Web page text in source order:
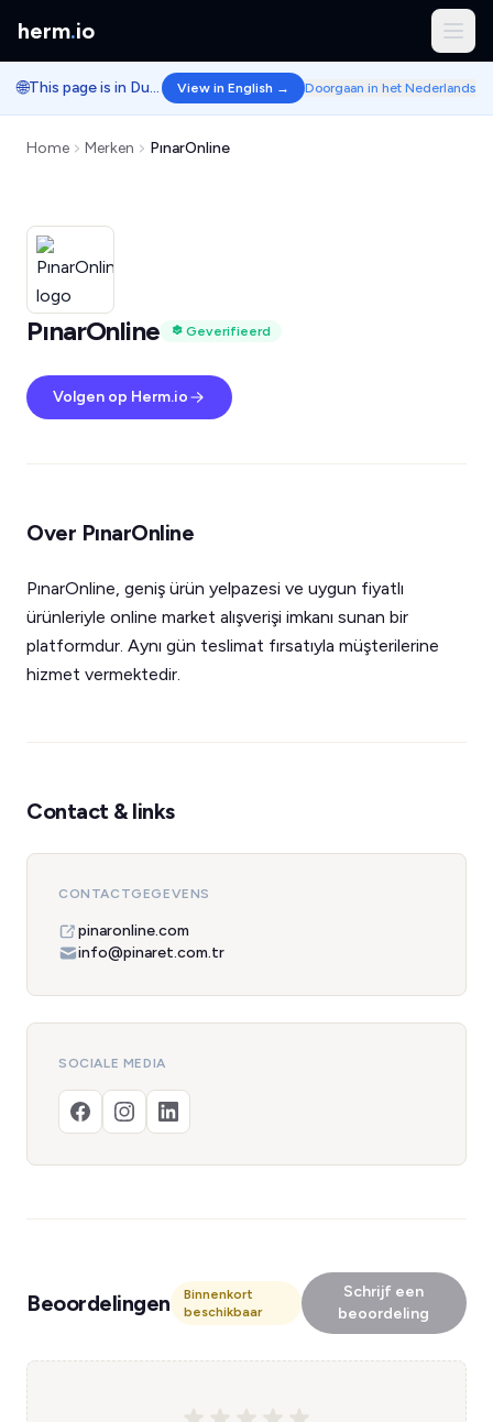
herm.io
🌐 This page is in Dutch. View in English → Doorgaan in het Nederlands
Home Merken PınarOnline
PınarOnline Geverifieerd
Volgen op Herm.io
Over PınarOnline
PınarOnline, geniş ürün yelpazesi ve uygun fiyatlı
ürünleriyle online market alışverişi imkanı sunan bir
platformdur. Aynı gün teslimat fırsatıyla müşterilerine
hizmet vermektedir.
Contact & links
CONTACTGEGEVENS
pinaronline.com
info@pinaret.com.tr
SOCIALE MEDIA
Beoordelingen
Binnenkort
beschikbaar
Schrijf een
beoordeling